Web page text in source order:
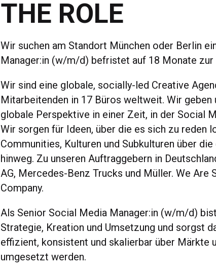
THE ROLE
Wir suchen am Standort München oder Berlin
Manager:in (w/m/d) befristet auf 18 Monate zur
Wir sind eine globale, socially-led Creative
Mitarbeitenden in 17 Büros weltweit. Wir geben
globale Perspektive in einer Zeit, in der Social
Wir sorgen für Ideen, über die es sich zu reden
Communities, Kulturen und Subkulturen über
hinweg. Zu unseren Auftraggebern in
AG, Mercedes-Benz Trucks und Müller. We Are
Company.
Als Senior Social Media Manager:in (w/m/d)
Strategie, Kreation und Umsetzung und sorgst
effizient, konsistent und skalierbar über Märkte
umgesetzt werden.